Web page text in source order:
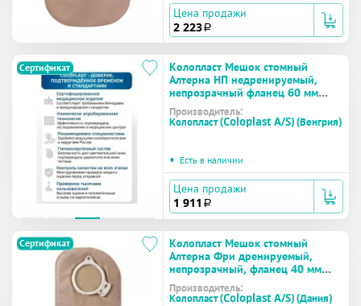
Цена продажи
2 223 a
Сертификат
Колопласт Мешок стомный
Алтерна НП недренируемый,
непрозрачный фланец 60 мм
(17602) №30
Производитель:
Колопласт (Coloplast A/S) (Венгрия)
• Есть в наличии
Цена продажи
1 911 a
Сертификат
Колопласт Мешок стомный
Алтерна Фри дренируемый,
непрозрачный, фланец 40 мм
(13984) №30
Производитель:
Колопласт (Coloplast A/S) (Дания)